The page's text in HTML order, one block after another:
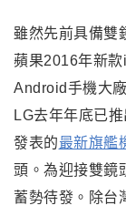
雖然先前具備雙
蘋果2016年新
Android手機大
LG去年年底已
發表的最新旗艦
頭。為迎接雙鏡
蓄勢待發。除台